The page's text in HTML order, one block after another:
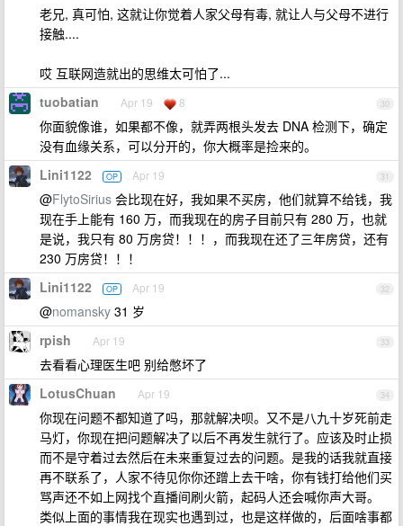
老兄, 真可怕, 这就让你觉着人家父母有毒, 就让人与父母不进行
接触....
哎 互联网造就出的思维太可怕了...
30
tuobatian Apr 19 8
你面貌像谁，如果都不像，就弄两根头发去 DNA 检测下，确定
没有血缘关系，可以分开的，你大概率是捡来的。
31
Lini1122 OP Apr 19
@FlytoSirius 会比现在好，我如果不买房，他们就算不给钱，我
现在手上能有 160 万，而我现在的房子目前只有 280 万，也就
是说，我只有 80 万房贷！！！，而我现在还了三年房贷，还有
230 万房贷！！！
32
Lini1122 OP Apr 19
@nomansky 31 岁
33
rpish Apr 19
去看看心理医生吧 别给憋坏了
34
LotusChuan Apr 19
你现在问题不都知道了吗，那就解决呗。又不是八九十岁死前走
马灯，你现在把问题解决了以后不再发生就行了。应该及时止损
而不是守着过去然后在未来重复过去的问题。是我的话我就直接
再不联系了，人家不待见你你还蹭上去干啥，你有钱打给他们买
骂声还不如上网找个直播间刷火箭，起码人还会喊你声大哥。
类似上面的事情我在现实也遇到过，也是这样做的，后面啥事都